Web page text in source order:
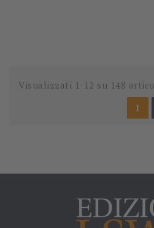
Visualizzati 1-12 su 148
1